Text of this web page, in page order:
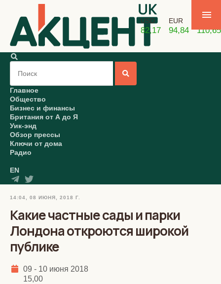
USD
82,17
EUR
94,84 110,65
Главное
Общество
Бизнес и финансы
Британия от А до Я
Уик-энд
Обзор прессы
Ключи от дома
Радио
EN
14:04, 08 ИЮНЯ, 2018 Г.
Какие частные сады и парки
Лондона откроются широкой
публике
09 - 10 июня 2018
15,00